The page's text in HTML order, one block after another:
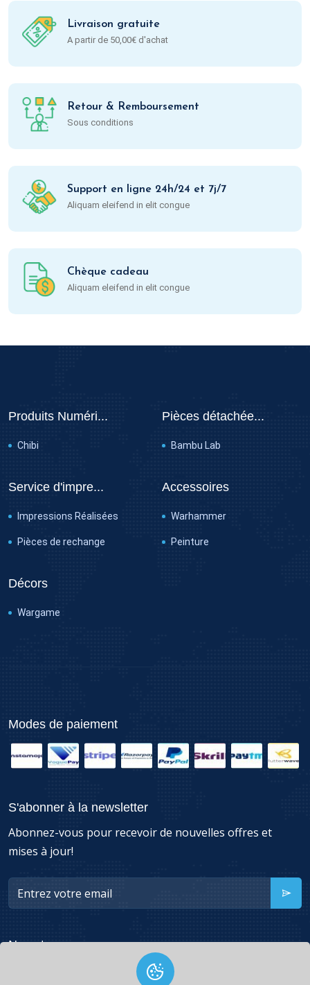
Livraison gratuite
A partir de 50,00€ d'achat
Retour & Remboursement
Sous conditions
Support en ligne 24h/24 et 7j/7
Aliquam eleifend in elit congue
Chèque cadeau
Aliquam eleifend in elit congue
Produits Numéri...
Chibi
Pièces détachée...
Bambu Lab
Service d'impre...
Impressions Réalisées
Pièces de rechange
Accessoires
Warhammer
Peinture
Décors
Wargame
Modes de paiement
S'abonner à la newsletter
Abonnez-vous pour recevoir de nouvelles offres et
mises à jour!
Nous trouver